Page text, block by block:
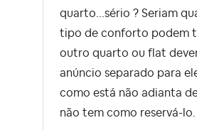
quarto...sério ? Seriam
tipo de conforto podem
outro quarto ou flat
anúncio separado para
como está não adianta
não tem como reservá-lo.